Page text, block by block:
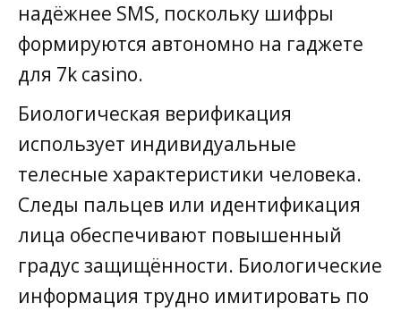
надёжнее SMS, поскольку шифры
формируются автономно на гаджете
для 7k casino.
Биологическая верификация
использует индивидуальные
телесные характеристики человека.
Следы пальцев или идентификация
лица обеспечивают повышенный
градус защищённости. Биологические
информация трудно имитировать по